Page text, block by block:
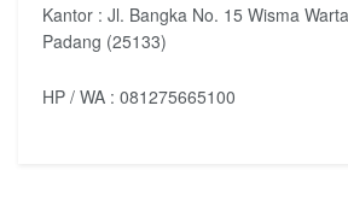
Kantor : Jl. Bangka No. 15 Wisma
Padang (25133)
HP / WA : 081275665100